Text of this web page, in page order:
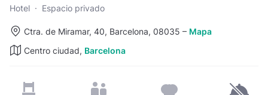
Hotel · Espacio privado
Ctra. de Miramar, 40, Barcelona, 08035 – Mapa
Centro ciudad, Barcelona